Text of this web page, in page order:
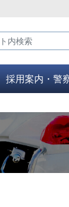
採用案内・警